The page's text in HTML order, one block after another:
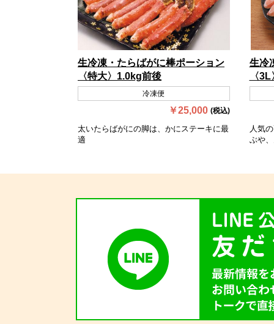
生冷凍・たらばがに棒ポーション
〈特大〉1.0kg前後
冷凍便
￥25,000 (税込)
太いたらばがにの脚は、かにステーキに最
適
生冷
〈
人気
ぶや